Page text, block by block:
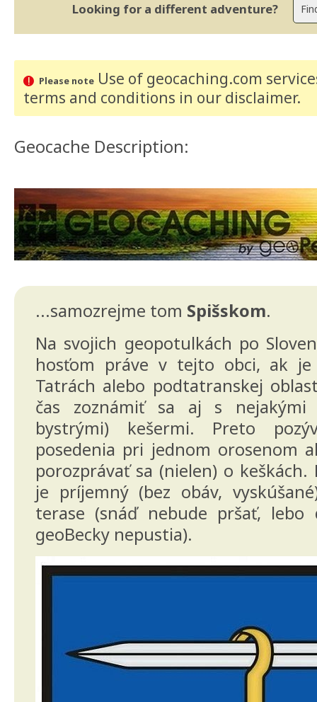
Looking for a different adventure?
Please noteUse of geocaching.com
terms and conditions in our disclaimer.
Geocache Description:
...samozrejme tom Spišskom.
Na svojich geopotulkách po
hosťom práve v tejto obci, ak
Tatrách alebo podtatranskej
čas zoznámiť sa aj s nejakými
bystrými) kešermi. Preto
posedenia pri jednom orosenom
porozprávať sa (nielen) o keškách.
je príjemný (bez obáv,
terase (snáď nebude pršať,
geoBecky nepustia).